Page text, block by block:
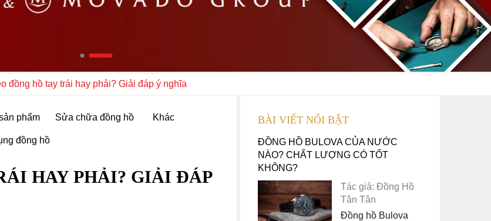
đồng hồ tay trái hay phải? Giải đáp ý nghĩa
phẩm Sửa chữa đồng hồ Khác
đồng hồ
HAY PHẢI? GIẢI ĐÁP
BÀI VIẾT NỔI BẬT
ĐỒNG HỒ BULOVA CỦA NƯỚC
NÀO? CHẤT LƯỢNG CÓ TỐT
KHÔNG?
Tác giả: Đồng Hồ
Tân Tân
Đồng hồ Bulova